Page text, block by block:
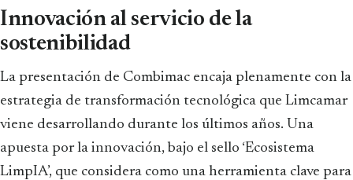
Innovación al servicio de la
sostenibilidad
La presentación de Combimac encaja plenamente con la
estrategia de transformación tecnológica que Limcamar
viene desarrollando durante los últimos años. Una
apuesta por la innovación, bajo el sello ‘Ecosistema
LimpIA’, que considera como una herramienta clave para